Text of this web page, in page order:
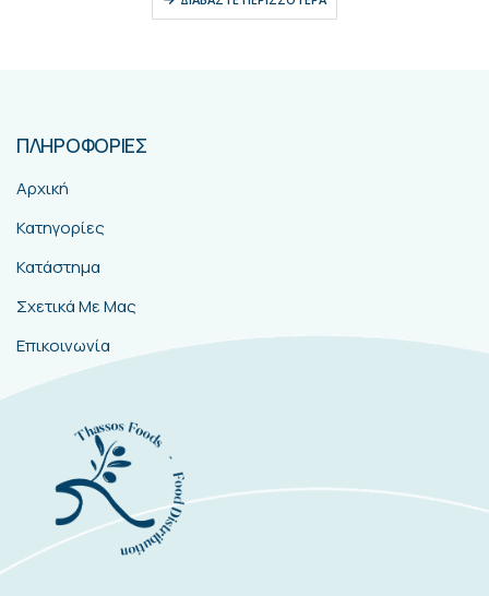
ΠΛΗΡΟΦΟΡΙΕΣ
Αρχική
Κατηγορίες
Κατάστημα
Σχετικά Με Μας
Επικοινωνία